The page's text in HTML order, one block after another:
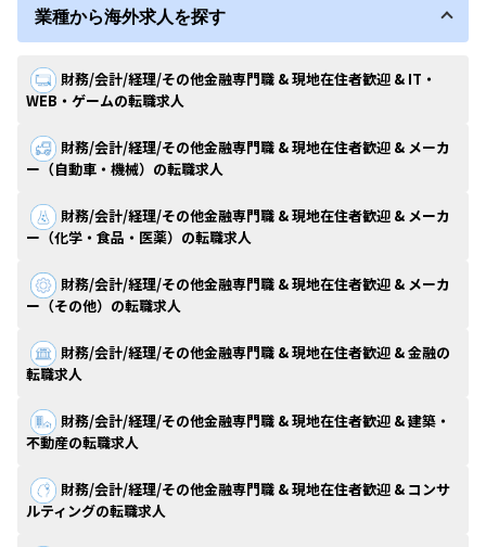
業種から海外求人を探す
財務/会計/経理/その他金融専門職 & 現地在住者歓迎 & IT・
WEB・ゲームの転職求人
財務/会計/経理/その他金融専門職 & 現地在住者歓迎 & メーカ
ー（自動車・機械）の転職求人
財務/会計/経理/その他金融専門職 & 現地在住者歓迎 & メーカ
ー（化学・食品・医薬）の転職求人
財務/会計/経理/その他金融専門職 & 現地在住者歓迎 & メーカ
ー（その他）の転職求人
財務/会計/経理/その他金融専門職 & 現地在住者歓迎 & 金融の
転職求人
財務/会計/経理/その他金融専門職 & 現地在住者歓迎 & 建築・
不動産の転職求人
財務/会計/経理/その他金融専門職 & 現地在住者歓迎 & コンサ
ルティングの転職求人